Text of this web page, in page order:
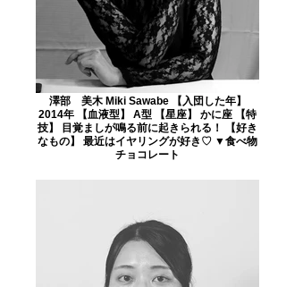
澤部 美木 Miki Sawabe 【入団した年】
2014年 【血液型】 A型 【星座】 かに座 【特
技】 目覚ましが鳴る前に起きられる！ 【好き
なもの】 最近はイヤリングが好き♡ ▼食べ物
チョコレート